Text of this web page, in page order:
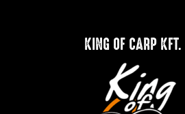
KING OF CARP KFT.